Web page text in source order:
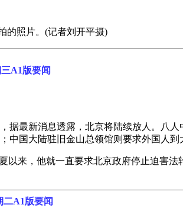
的照片。(记者刘开平摄)
A1版要闻
据最新消息透露，北京将陆续放人。八
国大陆驻旧金山总领馆则要求外国人到
来，他就一直要求北京政府停止迫害
二A1版要闻